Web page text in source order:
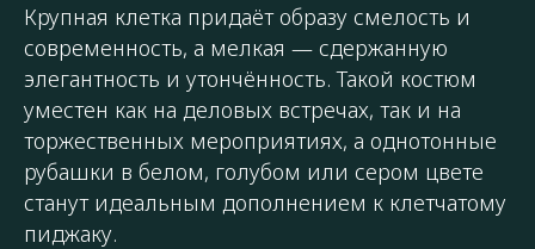
Крупная клетка придаёт образу смелость и
современность, а мелкая — сдержанную
элегантность и утончённость. Такой костюм
уместен как на деловых встречах, так и на
торжественных мероприятиях, а однотонные
рубашки в белом, голубом или сером цвете
станут идеальным дополнением к клетчатому
пиджаку.